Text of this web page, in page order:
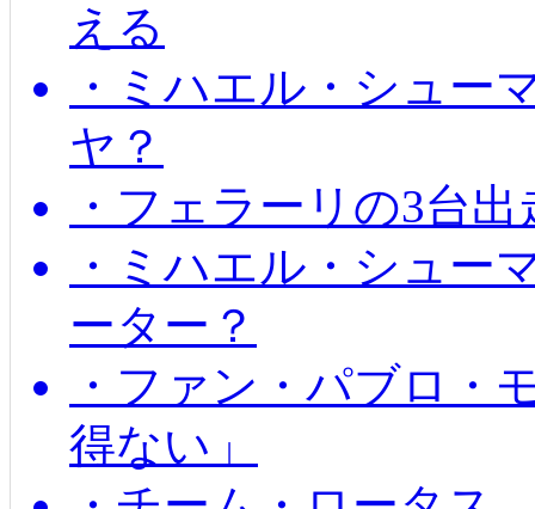
える
・ミハエル・シュー
ヤ？
・フェラーリの3台
・ミハエル・シュー
ーター？
・ファン・パブロ・
得ない」